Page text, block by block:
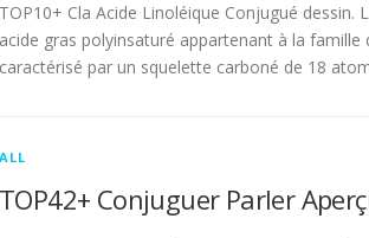
TOP10+ Cla Acide Linoléique Conjugué dessin.
acide gras polyinsaturé appartenant à la famille
caractérisé par un squelette carboné de 18
ALL
TOP42+ Conjuguer Parler